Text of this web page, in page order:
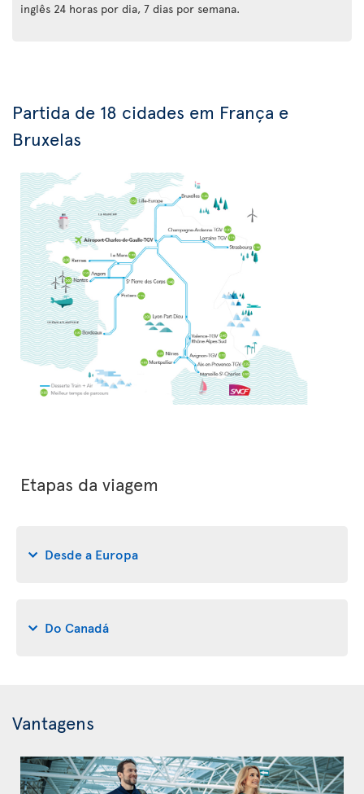
inglês 24 horas por dia, 7 dias por semana.
Partida de 18 cidades em França e
Bruxelas
Etapas da viagem
Desde a Europa
Do Canadá
Vantagens